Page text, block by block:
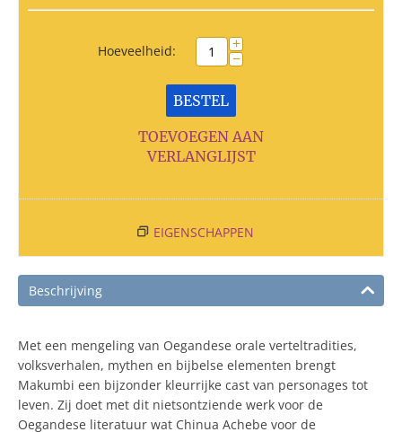
Hoeveelheid: +
−
BESTEL
TOEVOEGEN AAN
VERLANGLIJST
EIGENSCHAPPEN
Beschrijving
Met een mengeling van Oegandese orale verteltradities,
volksverhalen, mythen en bijbelse elementen brengt
Makumbi een bijzonder kleurrijke cast van personages tot
leven. Zij doet met dit nietsontziende werk voor de
Oegandese literatuur wat Chinua Achebe voor de